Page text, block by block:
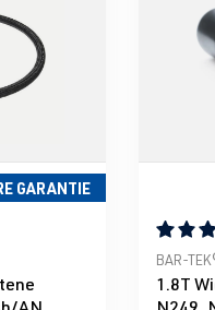
GARANTIE
von 5 von 5 Sternen
BAR-
1.8T